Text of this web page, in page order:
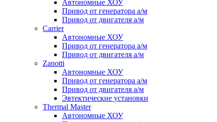
Автономные ХОУ
Привод от генератора а/м
Привод от двигателя а/м
Carrier
Автономные ХОУ
Привод от генератора а/м
Привод от двигателя а/м
Zanotti
Автономные ХОУ
Привод от генератора а/м
Привод от двигателя а/м
Эвтектические установки
Thermal Master
Автономные ХОУ